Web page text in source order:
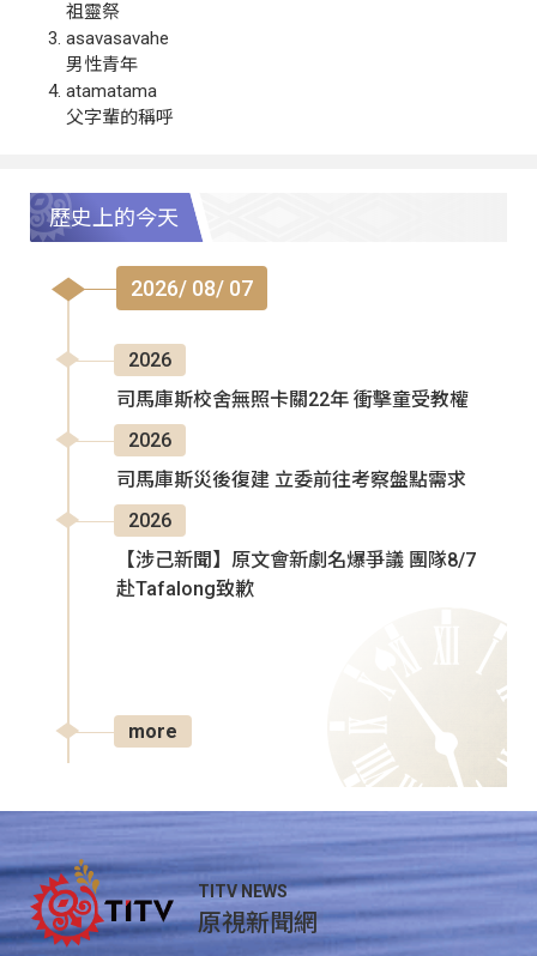
祖靈祭
asavasavahe
男性青年
atamatama
父字輩的稱呼
歷史上的今天
2026/ 08/ 07
2026
司馬庫斯校舍無照卡關22年 衝擊童受教權
2026
司馬庫斯災後復建 立委前往考察盤點需求
2026
【涉己新聞】原文會新劇名爆爭議 團隊8/7
赴Tafalong致歉
more
TITV NEWS
原視新聞網